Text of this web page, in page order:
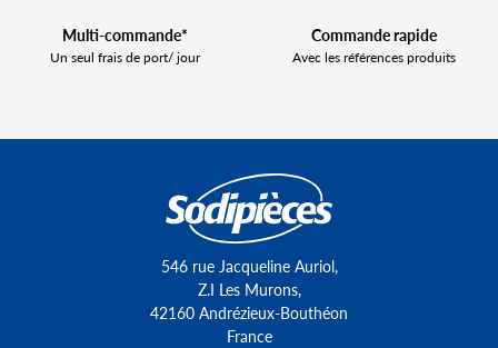
Multi-commande*
Un seul frais de port/ jour
Commande rapide
Avec les références produits
546 rue Jacqueline Auriol,
Z.I Les Murons,
42160 Andrézieux-Bouthéon
France